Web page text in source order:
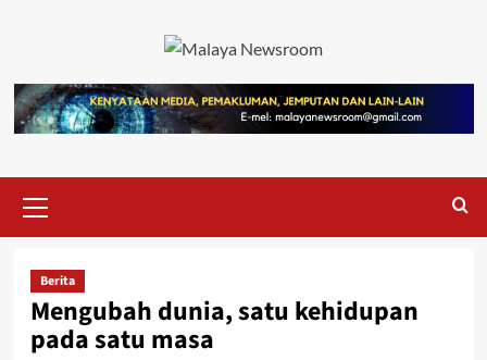
Berita
Mengubah dunia, satu kehidupan
pada satu masa